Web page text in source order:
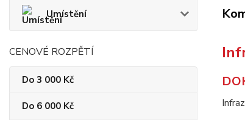
Umístění
CENOVÉ ROZPĚTÍ
Do 3 000 Kč
Do 6 000 Kč